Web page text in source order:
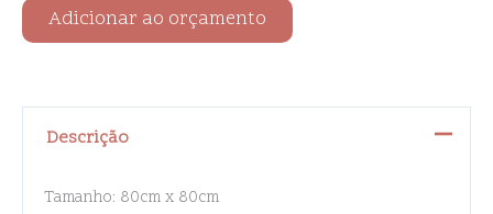
Adicionar ao orçamento
Descrição
Tamanho: 80cm x 80cm